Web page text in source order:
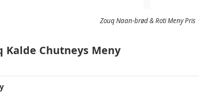
Zouq Naan-brød & Roti Meny Pris
Kalde Chutneys Meny